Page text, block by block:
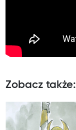
Zobacz także: